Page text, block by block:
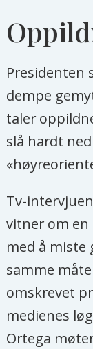
Presidenten
dempe
taler
slå hardt
Tv-
vitner om en
med å miste
samme
omskrevet
medienes
Ortega